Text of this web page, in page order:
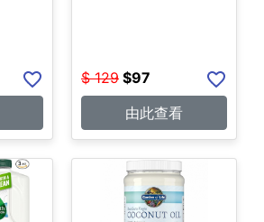
$ 129 $97
由此查看